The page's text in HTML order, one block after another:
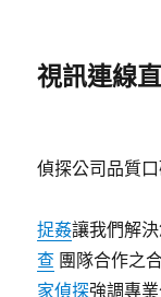
視訊連線
偵探公司品質
捉姦讓我們解
查 團隊合作之
家偵探強調專